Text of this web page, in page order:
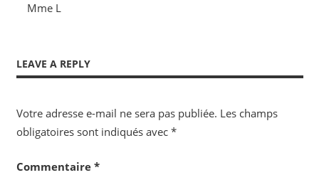
Mme L
LEAVE A REPLY
Votre adresse e-mail ne sera pas publiée. Les champs
obligatoires sont indiqués avec *
Commentaire *